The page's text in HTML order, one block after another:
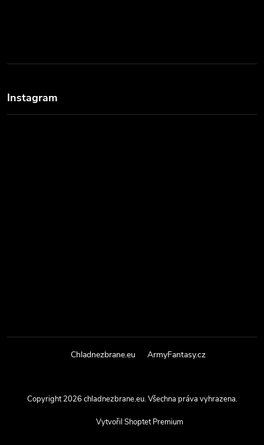
Instagram
Chladnezbrane.eu ArmyFantasy.cz
Vytvořil Shoptet Premium
Copyright 2026chladnezbrane.eu. Všechna práva vyhrazena.